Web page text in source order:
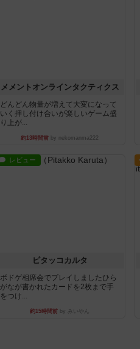
メメントオンラインタクティクス
どんどん物量が増えて大変になって
いく押し付け合いが楽しいゲーム盛
り上が...
約13時間前 by nekomanma222
レビュー
ピタッコカルタ
ボドゲ相席会でプレイしましたひら
がなが書かれたカードを2枚まで手
をつけ...
約15時間前 by みいやん